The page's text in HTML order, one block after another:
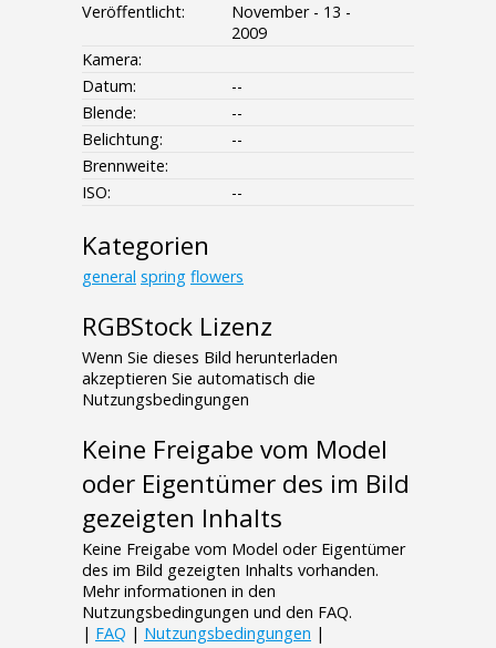
Veröffentlicht:
November - 13 -
2009
Kamera:
Datum:
--
Blende:
--
Belichtung:
--
Brennweite:
ISO:
--
Kategorien
general spring flowers
RGBStock Lizenz
Wenn Sie dieses Bild herunterladen
akzeptieren Sie automatisch die
Nutzungsbedingungen
Keine Freigabe vom Model
oder Eigentümer des im Bild
gezeigten Inhalts
Keine Freigabe vom Model oder Eigentümer
des im Bild gezeigten Inhalts vorhanden.
Mehr informationen in den
Nutzungsbedingungen und den FAQ.
| FAQ | Nutzungsbedingungen |